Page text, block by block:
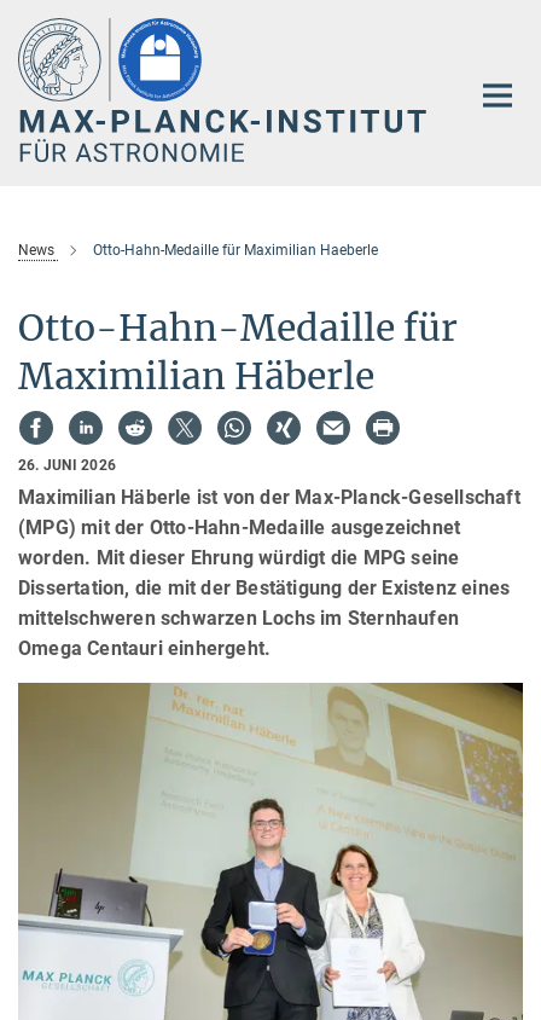
Hauptinhalt
News Otto-Hahn-Medaille für Maximilian Haeberle
Otto-Hahn-Medaille für
Maximilian Häberle
26. JUNI 2026
Maximilian Häberle ist von der Max-Planck-Gesellschaft
(MPG) mit der Otto-Hahn-Medaille ausgezeichnet
worden. Mit dieser Ehrung würdigt die MPG seine
Dissertation, die mit der Bestätigung der Existenz eines
mittelschweren schwarzen Lochs im Sternhaufen
Omega Centauri einhergeht.